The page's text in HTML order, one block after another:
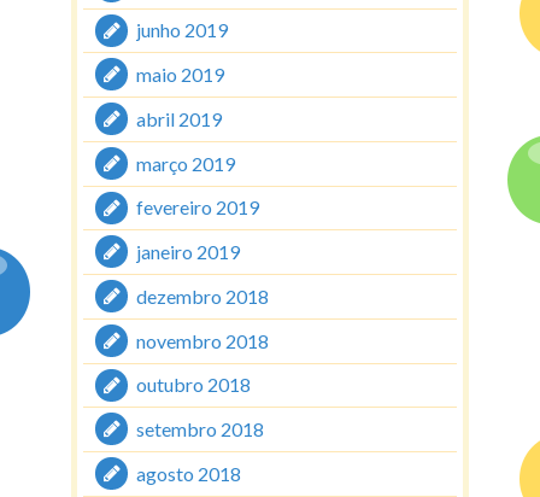
junho 2019
maio 2019
abril 2019
março 2019
fevereiro 2019
janeiro 2019
dezembro 2018
novembro 2018
outubro 2018
setembro 2018
agosto 2018